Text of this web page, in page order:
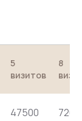
5
визитов
8
47500